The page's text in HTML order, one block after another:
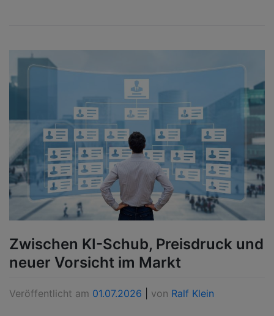
Zwischen KI-Schub, Preisdruck und
neuer Vorsicht im Markt
Veröffentlicht am 01.07.2026 von Ralf Klein